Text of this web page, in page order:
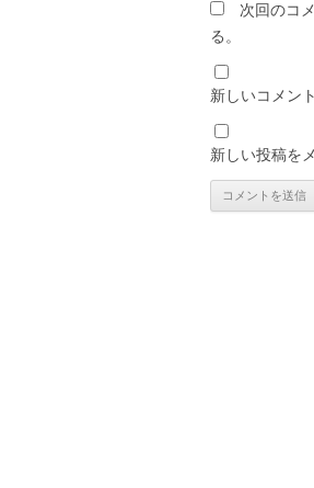
次回のコ
る。
新しいコメン
新しい投稿を